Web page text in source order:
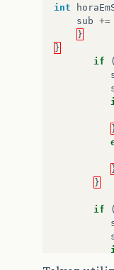
int
sub +=
}
}
if
(
}
if (